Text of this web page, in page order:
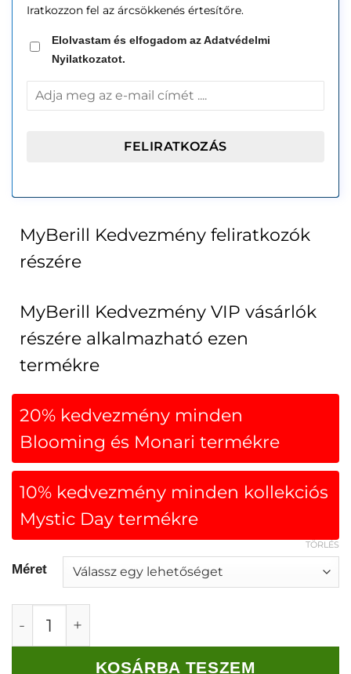
Iratkozzon fel az árcsökkenés értesítőre.
Elolvastam és elfogadom az Adatvédelmi
Nyilatkozatot.
MyBerill Kedvezmény feliratkozók
részére
MyBerill Kedvezmény VIP vásárlók
részére alkalmazható ezen
termékre
20% kedvezmény minden
Blooming és Monari termékre
10% kedvezmény minden kollekciós
Mystic Day termékre
Méret
TÖRLÉS
Monari Flitteres pántokkal ellátott felső fekete
KOSÁRBA TESZEM